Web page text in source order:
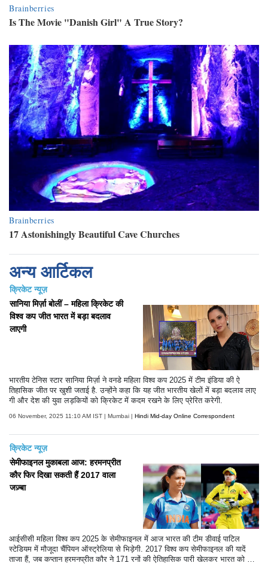
अन्य आर्टिकल
क्रिकेट न्यूज़
सानिया मिर्ज़ा बोलीं – महिला क्रिकेट की
विश्व कप जीत भारत में बड़ा बदलाव
लाएगी
भारतीय टेनिस स्टार सानिया मिर्ज़ा ने वनडे महिला विश्व कप 2025 में टीम इंडिया की ऐ
तिहासिक जीत पर खुशी जताई है. उन्होंने कहा कि यह जीत भारतीय खेलों में बड़ा बदलाव लाए
गी और देश की युवा लड़कियों को क्रिकेट में कदम रखने के लिए प्रेरित करेगी.
06 November, 2025 11:10 AM IST | Mumbai | Hindi Mid-day Online Correspondent
क्रिकेट न्यूज़
सेमीफाइनल मुकाबला आज: हरमनप्रीत
कौर फिर दिखा सकती हैं 2017 वाला
जज़्बा
आईसीसी महिला विश्व कप 2025 के सेमीफाइनल में आज भारत की टीम डीवाई पाटिल
स्टेडियम में मौजूदा चैंपियन ऑस्ट्रेलिया से भिड़ेगी. 2017 विश्व कप सेमीफाइनल की यादें
ताजा हैं, जब कप्तान हरमनप्रीत कौर ने 171 रनों की ऐतिहासिक पारी खेलकर भारत को जीत